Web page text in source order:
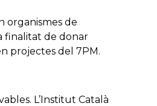
organismes de
finalitat de donar
projectes del 7PM.
L’Institut Català